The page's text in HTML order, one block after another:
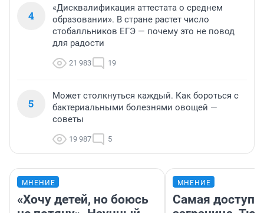
4
«Дисквалификация аттестата о среднем
образовании». В стране растет число
стобалльников ЕГЭ — почему это не повод
для радости
21 983 19
5
Может столкнуться каждый. Как бороться с
бактериальными болезнями овощей —
советы
19 987 5
МНЕНИЕ
«Хочу детей, но боюсь
МНЕНИЕ
Самая